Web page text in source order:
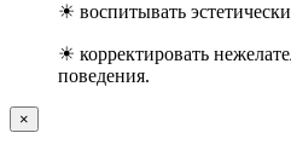
☀ воспитывать
☀ корректировать
поведения.
×